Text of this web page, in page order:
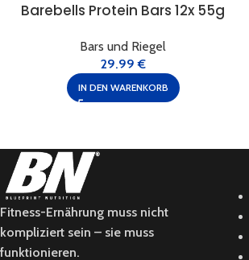
Barebells Protein Bars 12x 55g
Bars und Riegel
29.99€
IN DEN WARENKORB
Fitness-Ernährung muss nicht
kompliziert sein – sie muss
funktionieren.